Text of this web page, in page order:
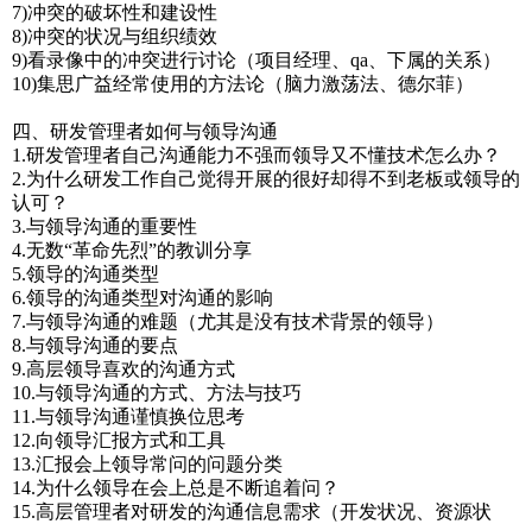
7)冲突的破坏性和建设性
8)冲突的状况与组织绩效
9)看录像中的冲突进行讨论（项目经理、qa、下属的关系）
10)集思广益经常使用的方法论（脑力激荡法、德尔菲）
四、研发管理者如何与领导沟通
1.研发管理者自己沟通能力不强而领导又不懂技术怎么办？
2.为什么研发工作自己觉得开展的很好却得不到老板或领导的
认可？
3.与领导沟通的重要性
4.无数“革命先烈”的教训分享
5.领导的沟通类型
6.领导的沟通类型对沟通的影响
7.与领导沟通的难题（尤其是没有技术背景的领导）
8.与领导沟通的要点
9.高层领导喜欢的沟通方式
10.与领导沟通的方式、方法与技巧
11.与领导沟通谨慎换位思考
12.向领导汇报方式和工具
13.汇报会上领导常问的问题分类
14.为什么领导在会上总是不断追着问？
15.高层管理者对研发的沟通信息需求（开发状况、资源状